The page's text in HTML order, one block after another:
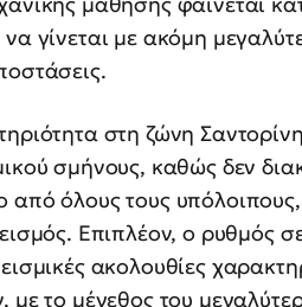
γίνεται με ακόμη
στη ζώνη
σμήνους, καθώς δεν
από όλους τους
Επιπλέον, ο ρυθμός
ακολουθίες
με το μέγεθος του